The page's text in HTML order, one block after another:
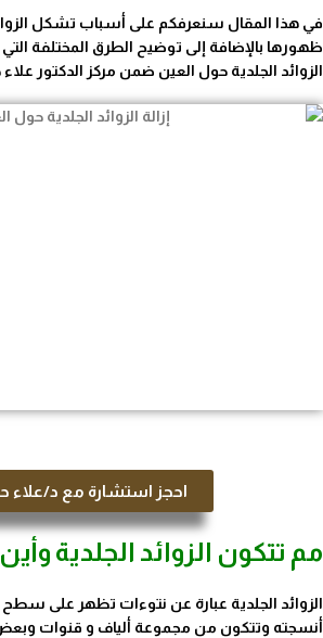
في هذا المقال سنعرفكم على أسباب تشكل
ظهورها بالإضافة إلى توضيح الطرق المختلفة التي
الزوائد الجلدية حول العين ضمن مركز الدكتور علاء
احجز استشارة مع د/علاء
مم تتكون الزوائد الجلدية
الزوائد الجلدية عبارة عن نتوءات تظهر على سطح
أنسجته وتتكون من مجموعة ألياف و قنوات وبعض